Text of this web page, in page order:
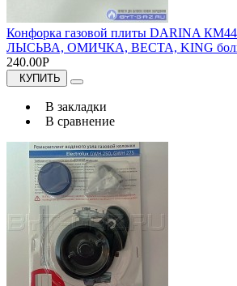
Конфорка газовой плиты DARINA
ЛЫСЬВА, ОМИЧКА, ВЕСТА, KING
240.00Р
КУПИТЬ
В закладки
В сравнение